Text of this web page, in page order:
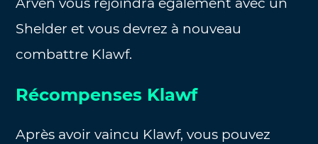
Arven vous rejoindra également avec un
Shelder et vous devrez à nouveau
combattre Klawf.
Récompenses Klawf
Après avoir vaincu Klawf, vous pouvez